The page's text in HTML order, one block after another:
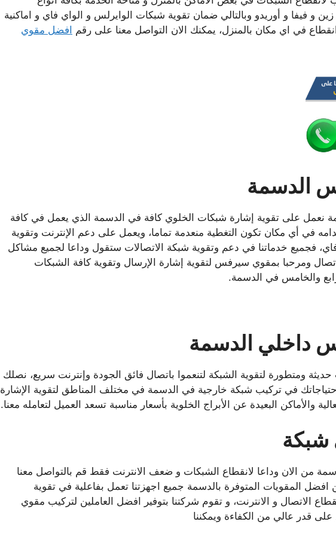
و فيفا و أوريدو وبالتالي ضمان تقوية شبكات الوايرلس و الواي فاي و اماكنية
في اي مكان بالمنزل، يمكنك الان التواصل معنا على رقم افضل مقوي
الدسمة
نعمل على تقوية إشارة شبكات الخلوي كافة في الدسمة الذي يعمل في كافة
في أي مكان تكون التغطية منعدمة تماما، ويعمل على دعم الإنترنت وتقوية
فجميع خدماتنا في دعم وتقوية شبكة الاتصالات ستقول وداعا لجميع مشاكل
ومرحبا بمقوي سيرفس لتقوية إشارة الإرسال وتقوية كافة الشبكات
والخامس في الدسمة.
داخلي الدسمة
حديثة ومتطورة لتقوية الشبكة لتنعموا باتصال فائق الجودة وإنترنت سريع، نصلك
في تركيب شبكة خارجية في الدسمة في مختلف المناطق لتقوية الإشارة
والأماكن البعيدة عن الأبراج الخلوية بأسعار مناسبة تسعد العميل لتعامله معنا.
شبكة
من الان وداعا لانقطاع الشبكات و ضعف الانترنت فقط قم بالتواصل معنا
المقويات المتوفرة بالدسمة جميع اجهزتنا تعمل بفاعلية في تقوية
الاتصال و الانترنت، و تقوم شركتنا بتوفير افضل العاملين لتركيب مقوي
قدر عالي من الكفاءة ويمكننا